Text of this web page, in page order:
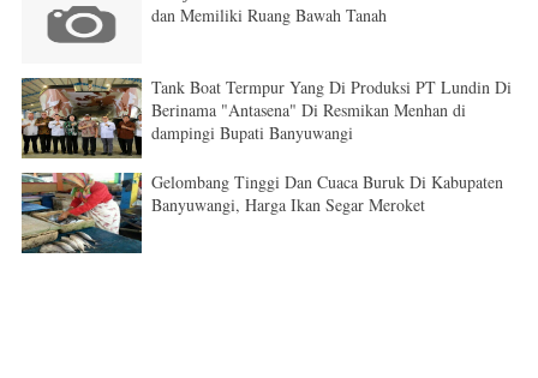
dan Memiliki Ruang Bawah Tanah
Tank Boat Termpur Yang Di Produksi PT Lundin Di
Berinama "Antasena" Di Resmikan Menhan di
dampingi Bupati Banyuwangi
Gelombang Tinggi Dan Cuaca Buruk Di Kabupaten
Banyuwangi, Harga Ikan Segar Meroket